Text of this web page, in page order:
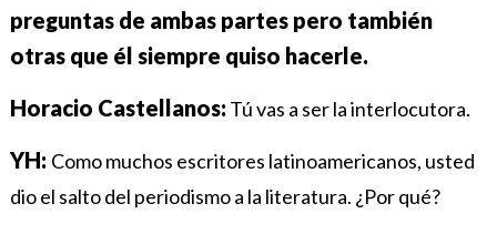
preguntas de ambas partes pero también
otras que él siempre quiso hacerle.
Horacio Castellanos:Tú vas a ser la interlocutora.
YH: Como muchos escritores latinoamericanos, usted
dio el salto del periodismo a la literatura. ¿Por qué?